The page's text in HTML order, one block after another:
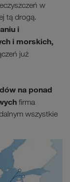
w
tą drogą.
i
i morskich,
już
na ponad
firma
wszystkie